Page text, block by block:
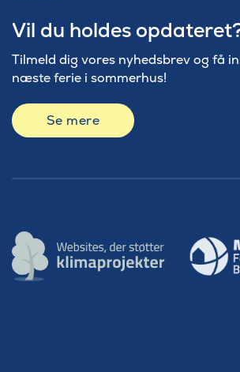
Vil du holdes
Tilmeld dig vores nyhedsbrev og få
næste ferie i sommerhus!
Se mere